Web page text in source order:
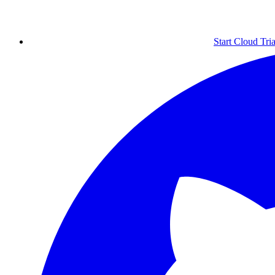
Start Cloud